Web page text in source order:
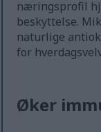
næringsprofil
beskyttelse.
naturlige
for
Øker